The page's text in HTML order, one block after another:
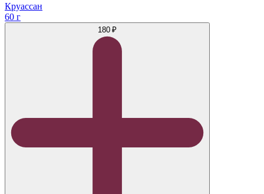
Круассан
60 г
180 ₽